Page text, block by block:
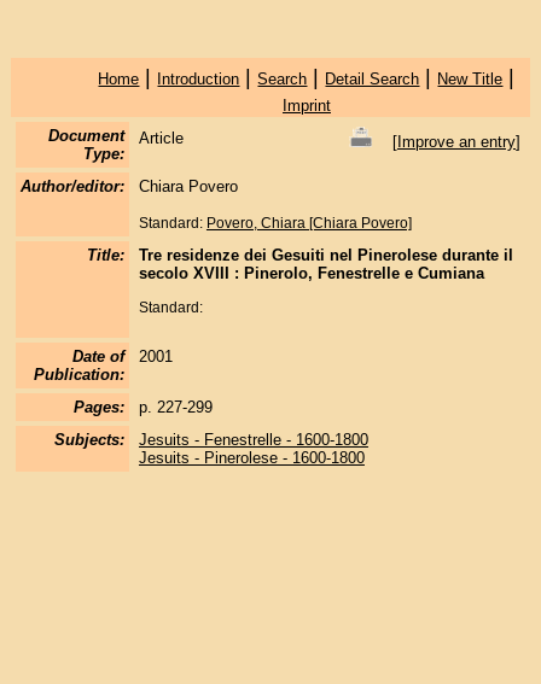
Home | Introduction |Search | Detail Search | New Title |
Imprint
Document
Type:
Article [Improve an entry]
Author/editor: Chiara Povero
Standard: Povero, Chiara [Chiara Povero]
Title:
Tre residenze dei Gesuiti nel Pinerolese durante il
secolo XVIII : Pinerolo, Fenestrelle e Cumiana
Standard:
Date of
Publication:
2001
Pages:
p. 227-299
Subjects:
Jesuits - Fenestrelle - 1600-1800
Jesuits - Pinerolese - 1600-1800